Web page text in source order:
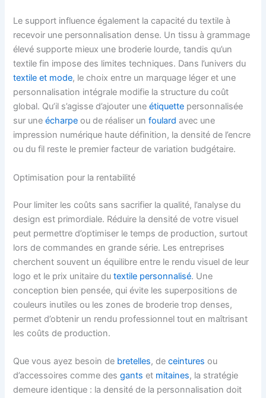
Le support influence également la capacité du textile à
recevoir une personnalisation dense. Un tissu à grammage
élevé supporte mieux une broderie lourde, tandis qu’un
textile fin impose des limites techniques. Dans l’univers du
textile et mode, le choix entre un marquage léger et une
personnalisation intégrale modifie la structure du coût
global. Qu’il s’agisse d’ajouter uneétiquette personnalisée
sur uneécharpe ou de réaliser unfoulard avec une
impression numérique haute définition, la densité de l’encre
ou du fil reste le premier facteur de variation budgétaire.
Optimisation pour la rentabilité
Pour limiter les coûts sans sacrifier la qualité, l’analyse du
design est primordiale. Réduire la densité de votre visuel
peut permettre d’optimiser le temps de production, surtout
lors de commandes en grande série. Les entreprises
cherchent souvent un équilibre entre le rendu visuel de leur
logo et le prix unitaire dutextile personnalisé. Une
conception bien pensée, qui évite les superpositions de
couleurs inutiles ou les zones de broderie trop denses,
permet d’obtenir un rendu professionnel tout en maîtrisant
les coûts de production.
Que vous ayez besoin de bretelles, deceintures ou
d’accessoires comme desgants et mitaines, la stratégie
demeure identique : la densité de la personnalisation doit